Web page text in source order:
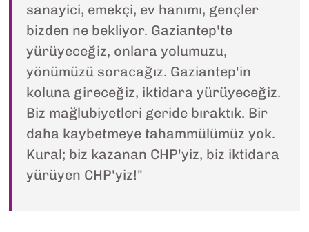
sanayici, emekçi, ev hanımı, gençler
bizden ne bekliyor. Gaziantep'te
yürüyeceğiz, onlara yolumuzu,
yönümüzü soracağız. Gaziantep'in
koluna gireceğiz, iktidara yürüyeceğiz.
Biz mağlubiyetleri geride bıraktık. Bir
daha kaybetmeye tahammülümüz yok.
Kural; biz kazanan CHP'yiz, biz iktidara
yürüyen CHP'yiz!"